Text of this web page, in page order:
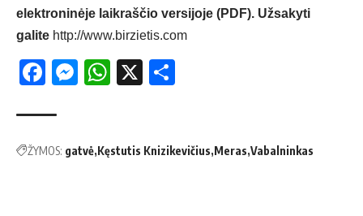
elektroninėje laikraščio versijoje (PDF). Užsakyti
galite http://www.birzietis.com
Facebook
Messenger
WhatsApp
X
ŽYMOS: gatvė Kęstutis Knizikevičius Meras Vabalninkas